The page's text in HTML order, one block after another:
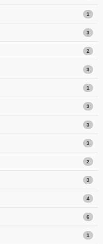
1
3
2
3
1
3
3
3
2
3
4
6
1